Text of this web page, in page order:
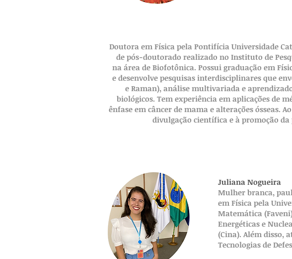
Doutora em Física pela Pontifícia Universidade
de pós-doutorado realizado no Instituto de
na área de Biofotônica. Possui graduação em
e desenvolve pesquisas interdisciplinares que
e Raman), análise multivariada e
biológicos. Tem experiência em aplicações de
ênfase em câncer de mama e alterações ósseas.
divulgação científica e à promoção
Juliana Nogueira
Mulher branca,
em Física pela
Matemática
Energéticas e
(Cina). Além disso,
Tecnologias de